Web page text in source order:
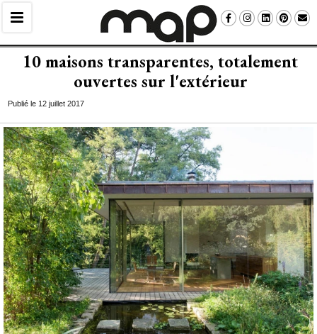
10 maisons transparentes, totalement
ouvertes sur l'extérieur
Publié le 12 juillet 2017